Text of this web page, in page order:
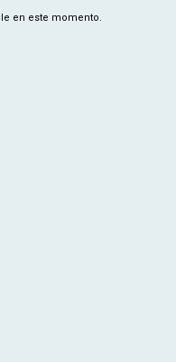
en este momento.